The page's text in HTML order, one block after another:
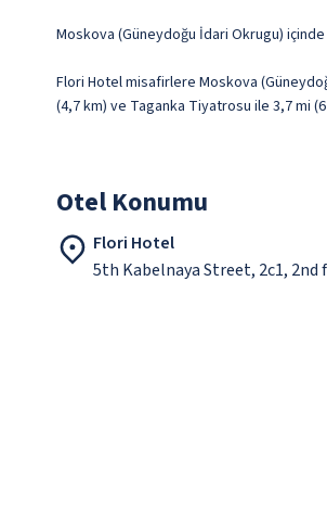
Moskova (Güneydoğu İdari Okrugu) içinde
Flori Hotel misafirlere Moskova
(4,7 km) ve Taganka Tiyatrosu ile 3,7 mi
Otel Konumu
Flori Hotel
5th Kabelnaya Street, 2c1, 2nd